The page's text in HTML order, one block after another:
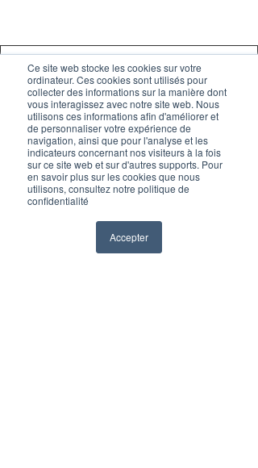
Ce site web stocke les cookies sur votre
ordinateur. Ces cookies sont utilisés pour
collecter des informations sur la manière dont
vous interagissez avec notre site web. Nous
utilisons ces informations afin d'améliorer et
de personnaliser votre expérience de
navigation, ainsi que pour l'analyse et les
indicateurs concernant nos visiteurs à la fois
sur ce site web et sur d'autres supports. Pour
en savoir plus sur les cookies que nous
utilisons, consultez notre politique de
confidentialité
Accepter
Infographie_ Benchmark SFCR 2019
Télécharger PDF • 931KB
Décryptages